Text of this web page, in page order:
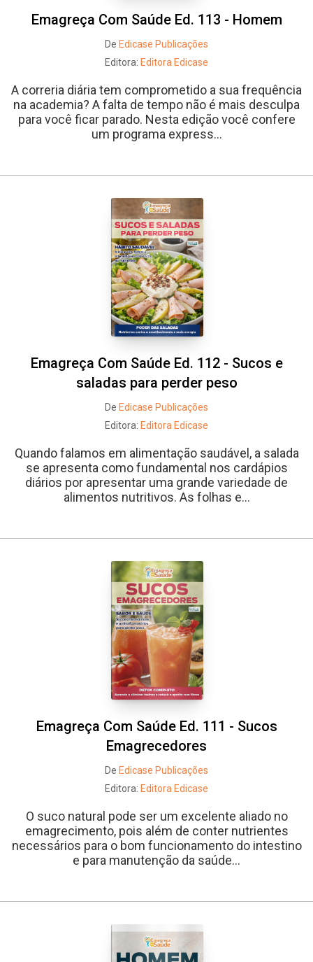
Emagreça Com Saúde Ed. 113 - Homem
De Edicase Publicações
Editora: Editora Edicase
A correria diária tem comprometido a sua frequência
na academia? A falta de tempo não é mais desculpa
para você ficar parado. Nesta edição você confere
um programa express...
Emagreça Com Saúde Ed. 112 - Sucos e
saladas para perder peso
De Edicase Publicações
Editora: Editora Edicase
Quando falamos em alimentação saudável, a salada
se apresenta como fundamental nos cardápios
diários por apresentar uma grande variedade de
alimentos nutritivos. As folhas e...
Emagreça Com Saúde Ed. 111 - Sucos
Emagrecedores
De Edicase Publicações
Editora: Editora Edicase
O suco natural pode ser um excelente aliado no
emagrecimento, pois além de conter nutrientes
necessários para o bom funcionamento do intestino
e para manutenção da saúde...
Facebook Twitter